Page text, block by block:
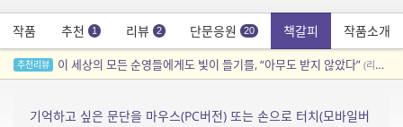
작품 추천 1 리뷰 2 단문응원 20 책갈피 작품소개
추천리뷰 이 세상의 모든 순영들에게도 빛이 들기를, “아무도 받지 않았다” (리뷰어: 쥰노)
기억하고 싶은 문단을 마우스(PC버전) 또는 손으로 터치(모바일버